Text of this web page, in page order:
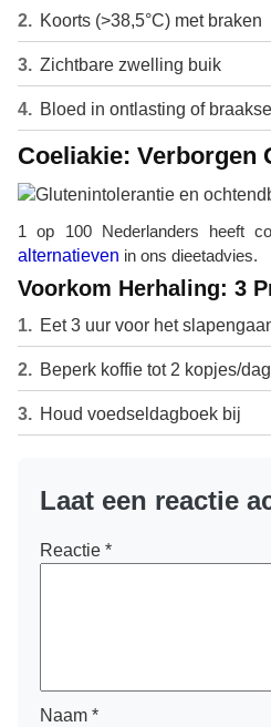
Koorts (>38,5°C) met braken
Zichtbare zwelling buik
Bloed in ontlasting of braaksel
Coeliakie: Verborgen
1 op 100 Nederlanders heeft
alternatieven in ons dieetadvies.
Voorkom Herhaling: 3
Eet 3 uur voor het
Beperk koffie tot 2 kopjes/dag
Houd voedseldagboek bij
Laat een reactie
Reactie *
Naam *